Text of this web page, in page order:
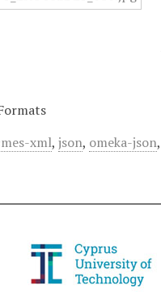
xml,json, omeka-json,